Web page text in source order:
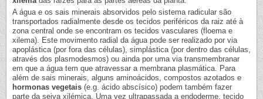
A água e os sais minerais absorvidos pelo sistema radicular são
transportados radialmente desde os tecidos periféricos da raiz até à
zona central onde se encontram os tecidos vasculares (floema e
xilema). Este movimento radial da água pode ser realizado por via
apoplástica (por fora das células), simplástica (por dentro das células,
através dos plasmodesmos) ou ainda por uma via transmembranar
em que a água tem que atravessar a membrana plasmática. Para
além de sais minerais, alguns aminoácidos, compostos azotados e
hormonas vegetais (e.g. ácido abscísico) podem também fazer
parte da seiva xilémica. Uma vez ultrapassada a endoderme, tecido